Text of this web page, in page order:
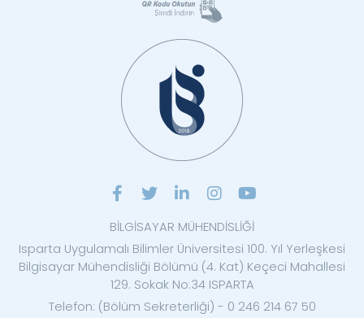
BİLGİSAYAR MÜHENDİSLİĞİ
Isparta Uygulamalı Bilimler Üniversitesi 100. Yıl Yerleşkesi
Bilgisayar Mühendisliği Bölümü (4. Kat) Keçeci Mahallesi
129. Sokak No:34 ISPARTA
Telefon: (Bölüm Sekreterliği) - 0 246 214 67 50